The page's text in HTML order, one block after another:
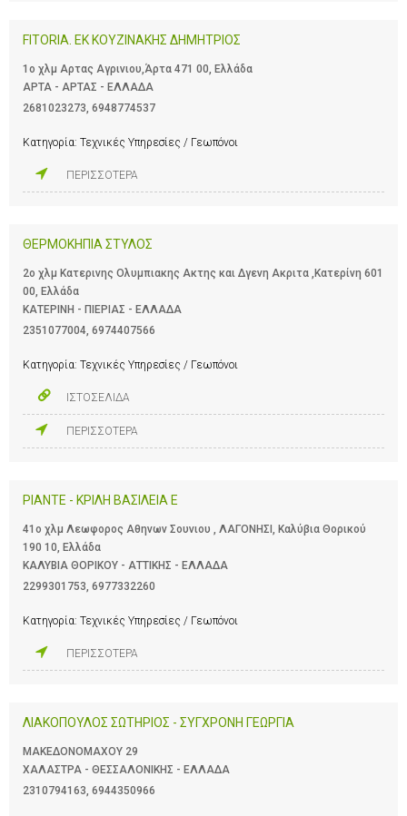
FITORIA. EK ΚΟΥΖΙΝΑΚΗΣ ΔΗΜΗΤΡΙΟΣ
1ο χλμ Αρτας Αγρινιου,Άρτα 471 00, Ελλάδα
ΑΡΤΑ - ΑΡΤΑΣ - ΕΛΛΑΔΑ
2681023273, 6948774537
Κατηγορία: Τεχνικές Υπηρεσίες / Γεωπόνοι
ΠΕΡΙΣΣΟΤΕΡΑ
ΘΕΡΜΟΚΗΠΙΑ ΣΤΥΛΟΣ
2ο χλμ Κατερινης Ολυμπιακης Ακτης και Δγενη Ακριτα ,Κατερίνη 601
00, Ελλάδα
ΚΑΤΕΡΙΝΗ - ΠΙΕΡΙΑΣ - ΕΛΛΑΔΑ
2351077004, 6974407566
Κατηγορία: Τεχνικές Υπηρεσίες / Γεωπόνοι
ΙΣΤΟΣΕΛΙΔΑ
ΠΕΡΙΣΣΟΤΕΡΑ
PIANTE - ΚΡΙΛΗ ΒΑΣΙΛΕΙΑ Ε
41ο χλμ Λεωφορος Αθηνων Σουνιου , ΛΑΓΟΝΗΣΙ, Καλύβια Θορικού
190 10, Ελλάδα
ΚΑΛΥΒΙΑ ΘΟΡΙΚΟΥ - ΑΤΤΙΚΗΣ - ΕΛΛΑΔΑ
2299301753, 6977332260
Κατηγορία: Τεχνικές Υπηρεσίες / Γεωπόνοι
ΠΕΡΙΣΣΟΤΕΡΑ
ΛΙΑΚΟΠΟΥΛΟΣ ΣΩΤΗΡΙΟΣ - ΣΥΓΧΡΟΝΗ ΓΕΩΡΓΙΑ
ΜΑΚΕΔΟΝΟΜΑΧΟΥ 29
ΧΑΛΑΣΤΡΑ - ΘΕΣΣΑΛΟΝΙΚΗΣ - ΕΛΛΑΔΑ
2310794163, 6944350966